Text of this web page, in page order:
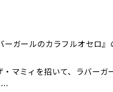
ガールのカラフルオセロ』
マミィを招いて、ラバーガ
…